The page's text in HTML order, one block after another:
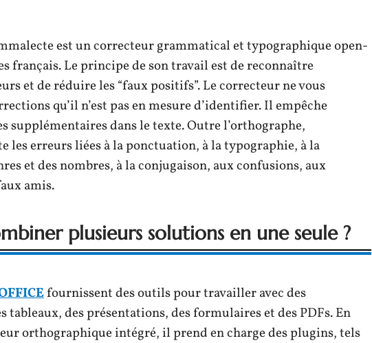
est un correcteur grammatical et typographique open-
français. Le principe de son travail est de reconnaître
et de réduire les “faux positifs”. Le correcteur ne vous
qu’il n’est pas en mesure d’identifier. Il empêche
supplémentaires dans le texte. Outre l’orthographe,
les erreurs liées à la ponctuation, à la typographie, à la
et des nombres, à la conjugaison, aux confusions, aux
amis.
plusieurs solutions en une seule ?
fournissent des outils pour travailler avec des
tableaux, des présentations, des formulaires et des PDFs. En
orthographique intégré, il prend en charge des plugins, tels